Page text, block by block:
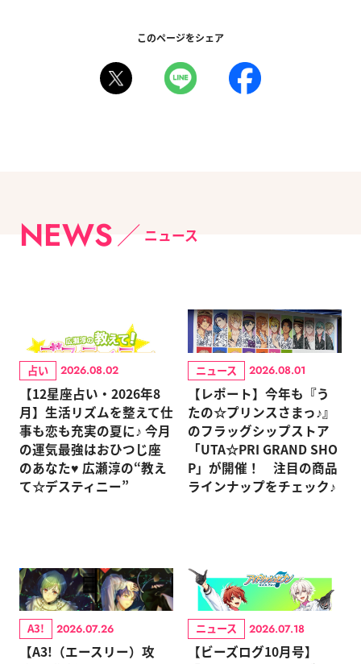
このページをシェア
NEWS ニュース
占い 2026.08.02
【12星座占い・2026年8
月】生活リズムを整えて仕
事も恋も充実の夏に♪ 今月
の運気最強はおひつじ座
のあなた♥ 広瀬淳の“教え
て☆デスティニー”
ニュース 2026.08.01
【レポート】今年も『う
たの☆プリンスさまっ♪』
のフラッグシップストア
「UTA☆PRI GRAND SHO
P」が開催！ 注目の商品
ラインナップをチェック♪
A3! 2026.07.26
【A3!（エースリー）攻
ニュース 2026.07.18
【ビーズログ10月号】